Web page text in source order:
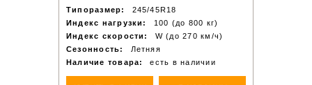
Типоразмер:
245/45R18
Индекс нагрузки:
100 (до 800 кг)
Индекс скорости:
W (до 270 км/ч)
Сезонность:
Летняя
Наличие товара:
есть в наличии